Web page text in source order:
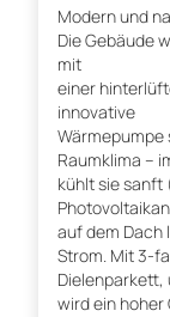
Modern und
Die Gebäude
mit
einer
innovative
Raumklima –
kühlt sie sanft
auf dem
Strom. Mit 3-
Dielenparkett,
wird ein hoher